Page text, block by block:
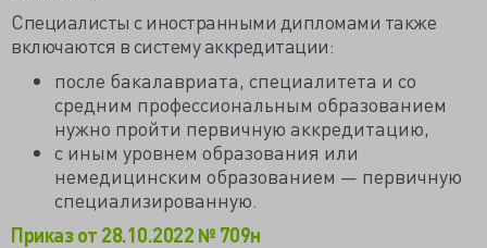
Специалисты с иностранными дипломами также
включаются в систему аккредитации:
после бакалавриата, специалитета и со
средним профессиональным образованием
нужно пройти первичную аккредитацию,
с иным уровнем образования или
немедицинским образованием — первичную
специализированную.
Приказ от 28.10.2022 № 709н